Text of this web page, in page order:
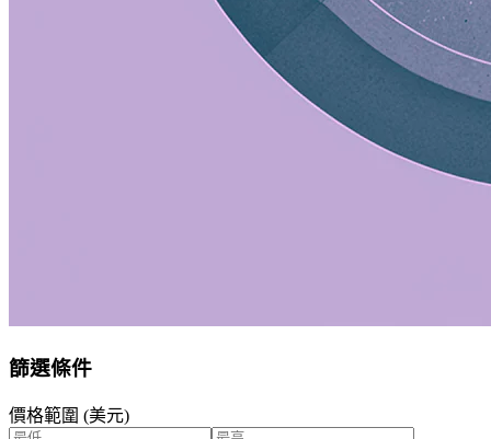
篩選條件
價格範圍 (美元)